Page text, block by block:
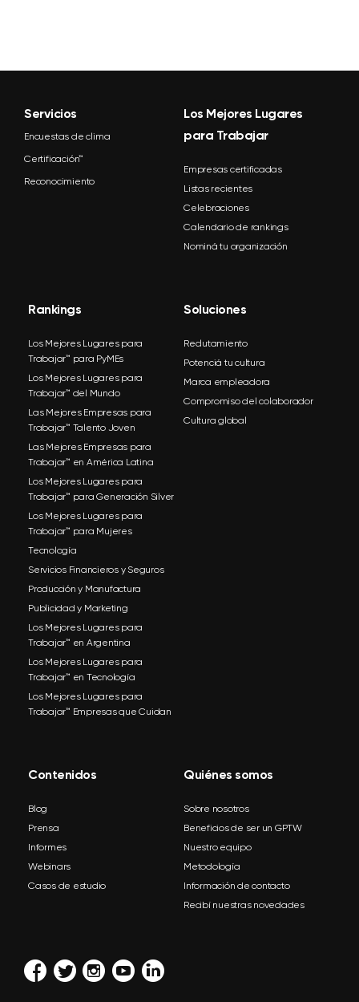
Servicios
Encuestas de clima
Certificación™
Reconocimiento
Los Mejores Lugares
para Trabajar
Empresas certificadas
Listas recientes
Celebraciones
Calendario de rankings
Nominá tu organización
Rankings
Los Mejores Lugares para
Trabajar™ para PyMEs
Los Mejores Lugares para
Trabajar™ del Mundo
Las Mejores Empresas para
Trabajar™ Talento Joven
Las Mejores Empresas para
Trabajar™ en América Latina
Los Mejores Lugares para
Trabajar™ para Generación Silver
Los Mejores Lugares para
Trabajar™ para Mujeres
Tecnología
Servicios Financieros y Seguros
Producción y Manufactura
Publicidad y Marketing
Los Mejores Lugares para
Trabajar™ en Argentina
Los Mejores Lugares para
Trabajar™ en Tecnología
Los Mejores Lugares para
Trabajar™ Empresas que Cuidan
Soluciones
Reclutamiento
Potenciá tu cultura
Marca empleadora
Compromiso del colaborador
Cultura global
Contenidos
Blog
Prensa
Informes
Webinars
Casos de estudio
Quiénes somos
Sobre nosotros
Beneficios de ser un GPTW
Nuestro equipo
Metodología
Información de contacto
Recibí nuestras novedades